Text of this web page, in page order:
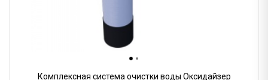
Комплексная система очистки воды Оксидайзер